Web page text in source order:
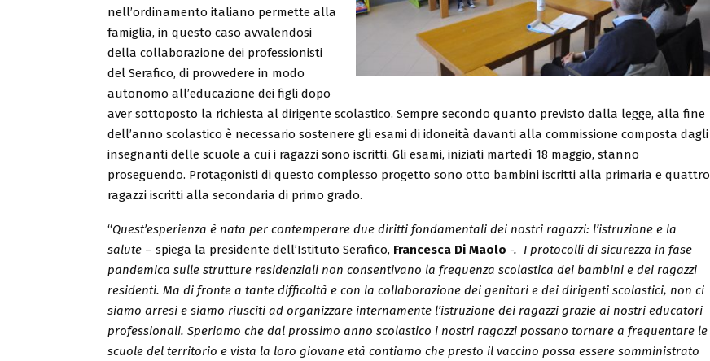
nell’ordinamento italiano permette alla
famiglia, in questo caso avvalendosi
della collaborazione dei professionisti
del Serafico, di provvedere in modo
autonomo all’educazione dei figli dopo
aver sottoposto la richiesta al dirigente scolastico. Sempre secondo quanto previsto dalla legge, alla fine
dell’anno scolastico è necessario sostenere gli esami di idoneità davanti alla commissione composta dagli
insegnanti delle scuole a cui i ragazzi sono iscritti. Gli esami, iniziati martedì 18 maggio, stanno
proseguendo. Protagonisti di questo complesso progetto sono otto bambini iscritti alla primaria e quattro
ragazzi iscritti alla secondaria di primo grado.
“Quest’esperienza è nata per contemperare due diritti fondamentali dei nostri ragazzi: l’istruzione e la
salute – spiega la presidente dell’Istituto Serafico, Francesca Di Maolo -. I protocolli di sicurezza in fase
pandemica sulle strutture residenziali non consentivano la frequenza scolastica dei bambini e dei ragazzi
residenti. Ma di fronte a tante difficoltà e con la collaborazione dei genitori e dei dirigenti scolastici, non ci
siamo arresi e siamo riusciti ad organizzare internamente l’istruzione dei ragazzi grazie ai nostri educatori
professionali. Speriamo che dal prossimo anno scolastico i nostri ragazzi possano tornare a frequentare le
scuole del territorio e vista la loro giovane età contiamo che presto il vaccino possa essere somministrato